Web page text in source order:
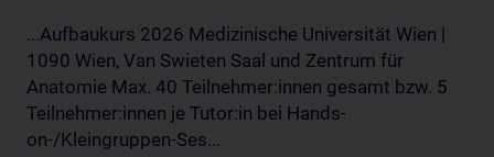
...Aufbaukurs 2026 Medizinische Universität Wien |
1090 Wien, Van Swieten Saal und Zentrum für
Anatomie Max. 40 Teilnehmer:innen gesamt bzw. 5
Teilnehmer:innen je Tutor:in bei Hands-
on-/Kleingruppen-Ses...